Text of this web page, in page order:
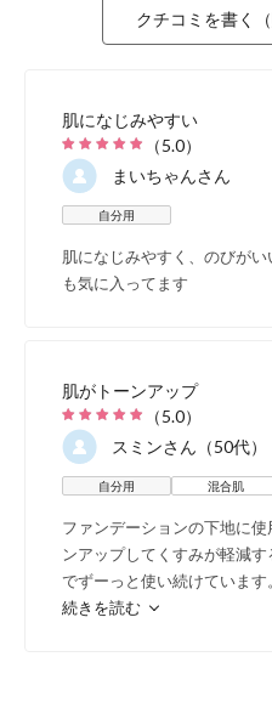
美肌に魅
クチコミを書く
肌になじみやすい
（5.0）
まいちゃんさん
自分用
肌になじみやすく、のびが
も気に入ってます
肌がトーンアップ
（5.0）
スミンさん（50代）
自分用 混合肌
ファンデーションの下地に
ンアップしてくすみが軽減
でずーっと使い続けています
続きを読む